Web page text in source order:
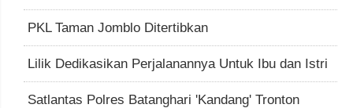
PKL Taman Jomblo Ditertibkan
Lilik Dedikasikan Perjalanannya Untuk Ibu dan Istri
Satlantas Polres Batanghari 'Kandang' Tronton